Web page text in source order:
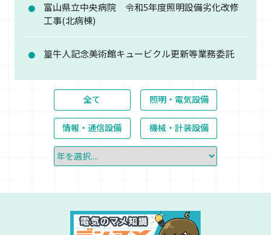
富山県立中央病院 令和5年度照明設備劣化改修
工事(北病棟)
篁牛人記念美術館キュービクル更新等業務委託
全て 照明・電気設備
情報・通信設備 機械・計装設備